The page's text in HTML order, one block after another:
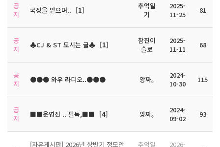
공
지
국장을 맡으며.. [1]
추억일
기
2025-
11-25
81
공
지
♣CJ & ST 모시는 글♣ [1]
참진이
슬로
2025-
11-11
68
공
지
●●● 와우 라디오..●●● 앙짜｡
2024-
10-30
115
공
지
■■운영진 .. 필독,■■ [4] 앙짜｡
2024-
09-02
93
[자유게시판] 2026년 상반기 정모안
추억일
2026-